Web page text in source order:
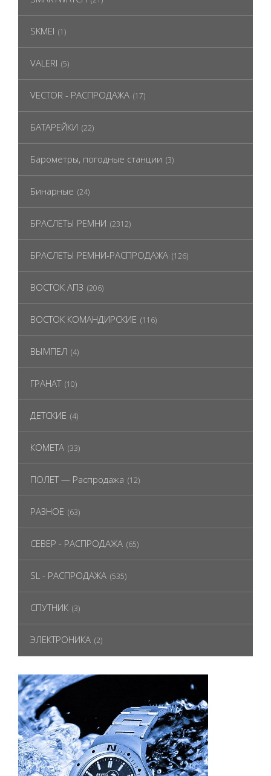
SKMEI (1)
VALERI (5)
VECTOR - РАСПРОДАЖА (17)
БАТАРЕЙКИ (22)
Барометры, погодные станции (3)
Бинарные (24)
БРАСЛЕТЫ РЕМНИ (2312)
БРАСЛЕТЫ РЕМНИ-РАСПРОДАЖА (126)
ВОСТОК АПЗ (206)
ВОСТОК КОМАНДИРСКИЕ (116)
ВЫМПЕЛ (4)
ГРАНАТ (10)
ДЕТСКИЕ (4)
КОМЕТА (33)
ПОЛЕТ — Распродажа (12)
РАЗНОЕ (63)
СЕВЕР - РАСПРОДАЖА (65)
SL - РАСПРОДАЖА (535)
СПУТНИК (3)
ЭЛЕКТРОНИКА (2)